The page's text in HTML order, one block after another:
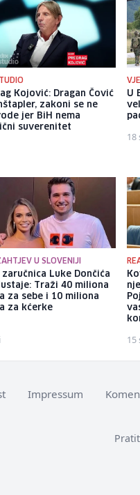
Kojović: Dragan Čović
zakoni se ne
jer BiH nema
suverenitet
U
18
U SLOVENIJI
zaručnica Luke Dončića
Traži 40 miliona
za sebe i 10 miliona
za kćerke
15
Impressum